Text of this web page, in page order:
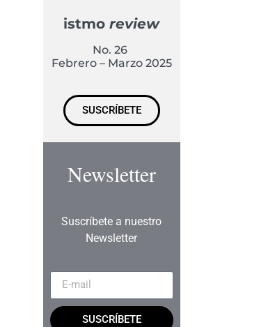
istmoreview
No. 26
Febrero – Marzo 2025
SUSCRÍBETE
Newsletter
Suscríbete a nuestro
Newsletter
SUSCRÍBETE